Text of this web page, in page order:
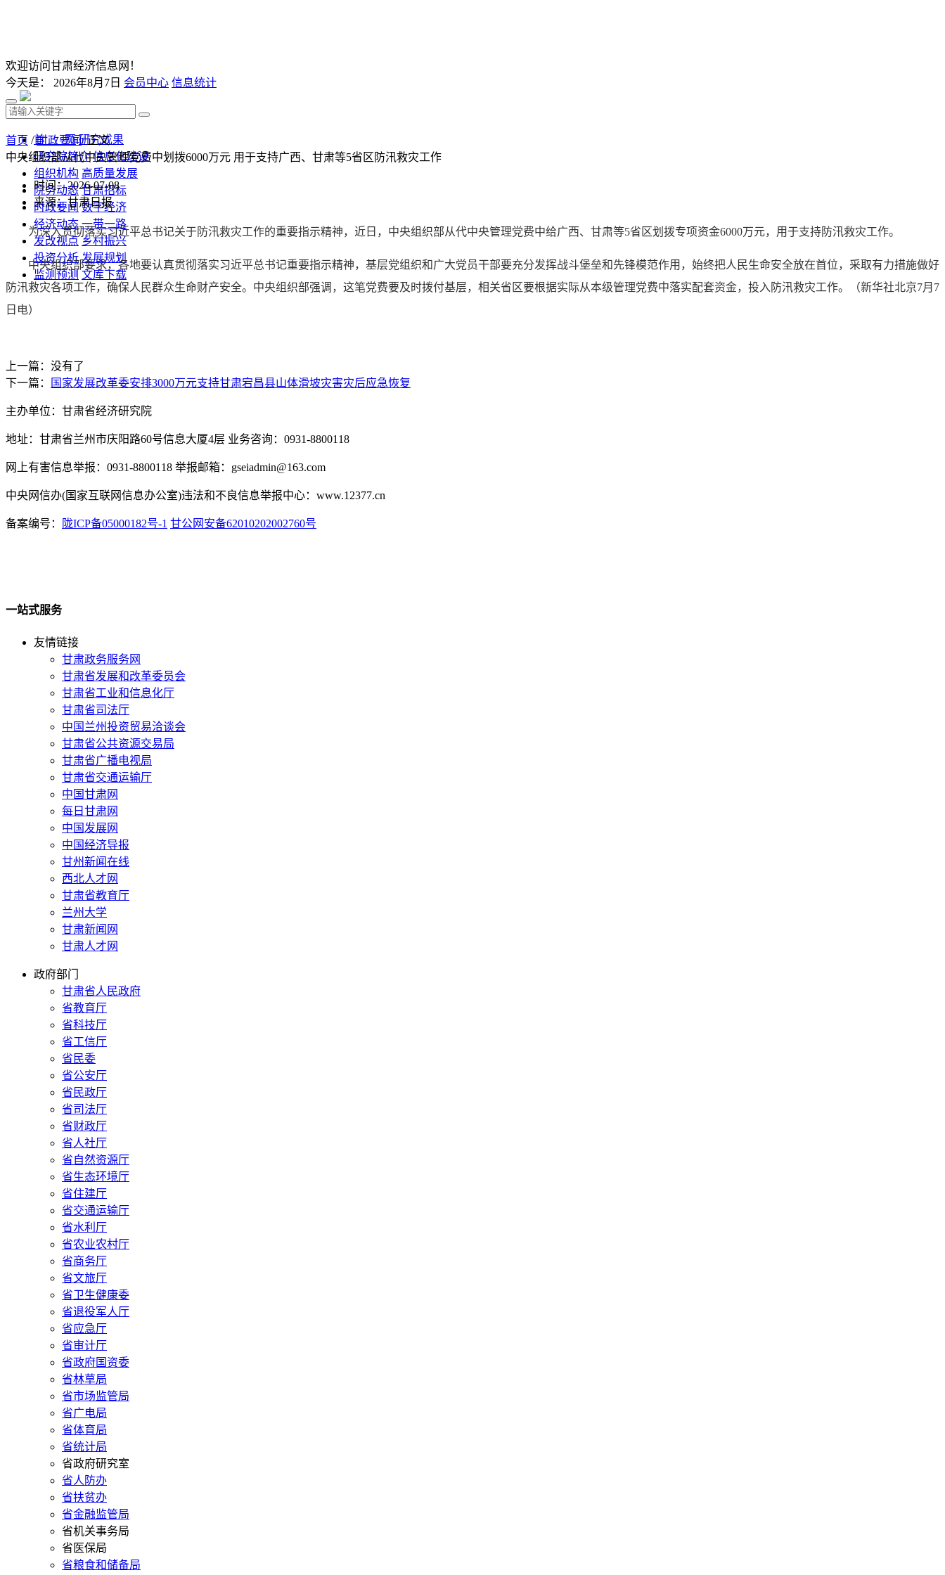
欢迎访问甘肃经济信息网！
今天是： 2026年8月7日 会员中心 信息统计
首 页 研究成果
研究院简介 信息化建设
组织机构 高质量发展
院务动态 甘肃招标
时政要闻 数字经济
经济动态 一带一路
发改视点 乡村振兴
投资分析 发展规划
监测预测 文库下载
首页 /时政要闻/ 正文
中央组织部从代中央管理党费中划拨6000万元 用于支持广西、甘肃等5省区防汛救灾工作
时间：2026-07-08
来源：甘肃日报
为深入贯彻落实习近平总书记关于防汛救灾工作的重要指示精神，近日，中央组织部从代中央管理党费中给广西、甘肃等5省区划拨专项资金6000万元，用于支持防汛救灾工作。
中央组织部要求，各地要认真贯彻落实习近平总书记重要指示精神，基层党组织和广大党员干部要充分发挥战斗堡垒和先锋模范作用，始终把人民生命安全放在首位，采取有力措施做好
防汛救灾各项工作，确保人民群众生命财产安全。中央组织部强调，这笔党费要及时拨付基层，相关省区要根据实际从本级管理党费中落实配套资金，投入防汛救灾工作。（新华社北京7月7
日电）
上一篇：没有了
下一篇：
国家发展改革委安排3000万元支持甘肃宕昌县山体滑坡灾害灾后应急恢复
主办单位：甘肃省经济研究院
地址：甘肃省兰州市庆阳路60号信息大厦4层 业务咨询：0931-8800118
网上有害信息举报：0931-8800118 举报邮箱：gseiadmin@163.com
中央网信办(国家互联网信息办公室)违法和不良信息举报中心：www.12377.cn
备案编号： 陇ICP备05000182号-1 甘公网安备62010202002760号
一站式服务
友情链接
甘肃政务服务网
甘肃省发展和改革委员会
甘肃省工业和信息化厅
甘肃省司法厅
中国兰州投资贸易洽谈会
甘肃省公共资源交易局
甘肃省广播电视局
甘肃省交通运输厅
中国甘肃网
每日甘肃网
中国发展网
中国经济导报
甘州新闻在线
西北人才网
甘肃省教育厅
兰州大学
甘肃新闻网
甘肃人才网
政府部门
甘肃省人民政府
省教育厅
省科技厅
省工信厅
省民委
省公安厅
省民政厅
省司法厅
省财政厅
省人社厅
省自然资源厅
省生态环境厅
省住建厅
省交通运输厅
省水利厅
省农业农村厅
省商务厅
省文旅厅
省卫生健康委
省退役军人厅
省应急厅
省审计厅
省政府国资委
省林草局
省市场监管局
省广电局
省体育局
省统计局
省政府研究室
省人防办
省扶贫办
省金融监管局
省机关事务局
省医保局
省粮食和储备局